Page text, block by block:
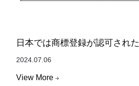
日本では商標登録が認可された
2024.07.06
View More